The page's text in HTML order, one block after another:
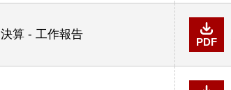
決算 - 工作報告
PDF